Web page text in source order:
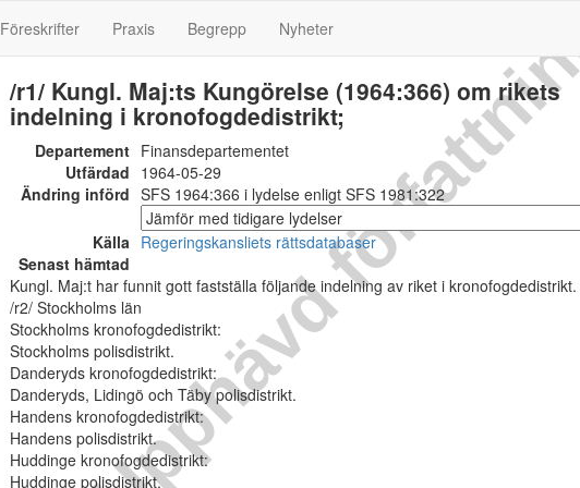
Föreskrifter Praxis Begrepp Nyheter
Upphävd
/r1/ Kungl. Maj:ts Kungörelse (1964:366) om rikets
indelning i kronofogdedistrikt;
Departement Finansdepartementet
Utfärdad 1964-05-29
Ändring införd SFS 1964:366 i lydelse enligt SFS 1981:322
Källa Regeringskansliets rättsdatabaser
Senast hämtad
Kungl. Maj:t har funnit gott fastställa följande indelning av riket i kronofogdedistrikt.
/r2/ Stockholms län
Stockholms kronofogdedistrikt:
Stockholms polisdistrikt.
Danderyds kronofogdedistrikt:
Danderyds, Lidingö och Täby polisdistrikt.
Handens kronofogdedistrikt:
Handens polisdistrikt.
Huddinge kronofogdedistrikt:
Huddinge polisdistrikt.